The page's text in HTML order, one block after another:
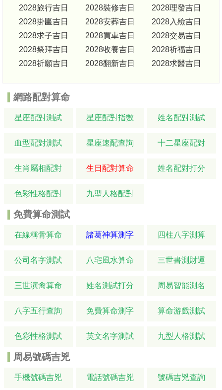
2028旅行吉日
2028裝修吉日
2028理發吉日
2028掛匾吉日
2028安葬吉日
2028入殮吉日
2028求子吉日
2028買車吉日
2028交易吉日
2028祭拜吉日
2028收養吉日
2028祈福吉日
2028祈願吉日
2028翻新吉日 2028求醫吉日
網路配對算命
星座配對測試 星座配對指數 姓名配對測試
血型配對測試 星座速配查詢 十二星座配對
生肖屬相配對 生日配對算命 姓名配對打分
色彩性格配對 九型人格配對
免費算命測試
在線稱骨算命 諸葛神算測字 四柱八字測算
公司名字測試 八宅風水算命 三世書測財運
三世演禽算命 姓名測試打分 周易智能測名
八字五行查詢 免費算命測字 算命游戲測試
色彩性格測試 英文名字測試 九型人格測試
周易號碼吉兇
手機號碼吉兇 電話號碼吉兇 號碼吉兇查詢